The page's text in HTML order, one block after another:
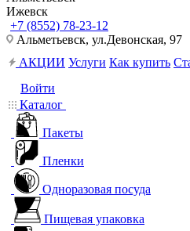
Ижевск
+7 (8552) 78-23-12
Альметьевск, ​ул.Девонская, 97
АКЦИИ Услуги Как купить
Войти
Каталог
Пакеты
Пленки
Одноразовая посуда
Пищевая упаковка